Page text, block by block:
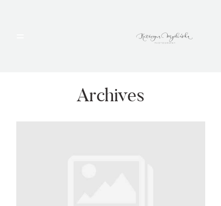
Archives
PORTFOLIO